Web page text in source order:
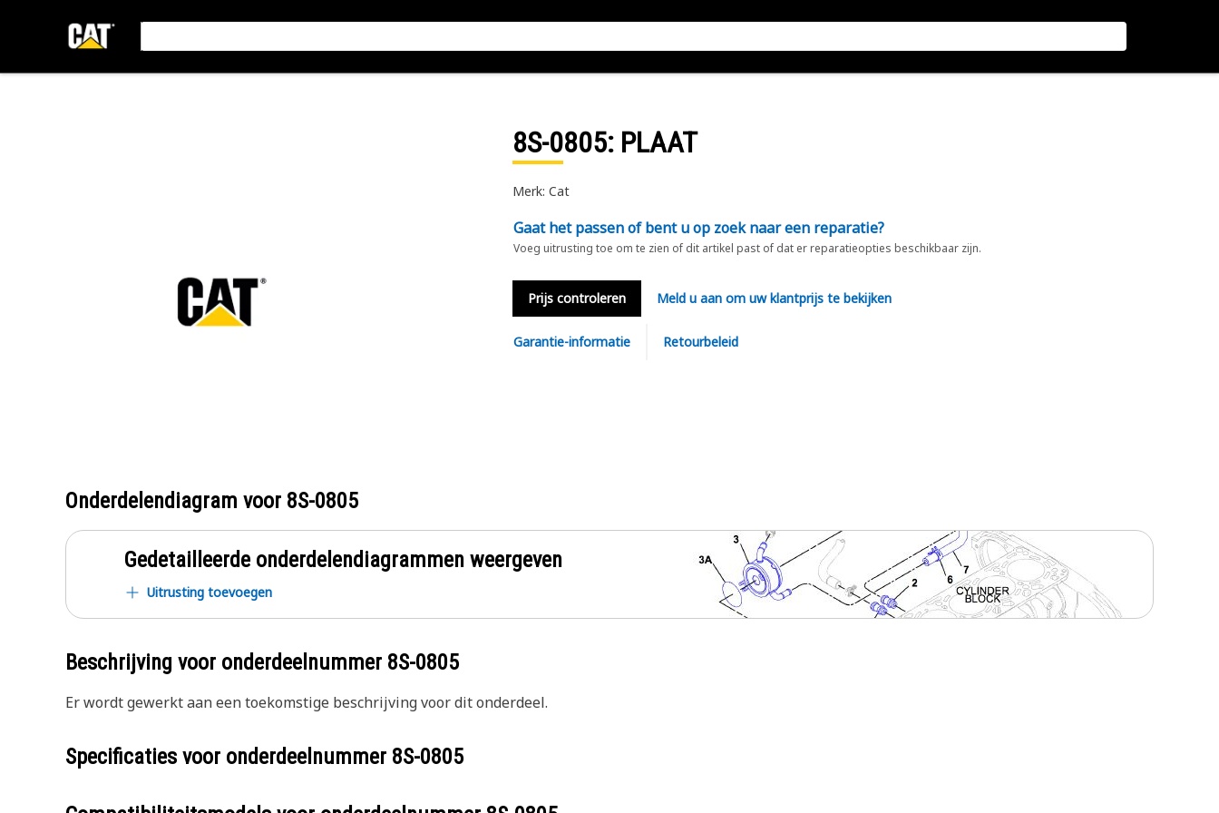
8S-0805: PLAAT
Merk: Cat
Gaat het passen of bent u op zoek naar een reparatie?
Voeg uitrusting toe om te zien of dit artikel past of dat er reparatieopties beschikbaar zijn.
Prijs controleren Meld u aan om uw klantprijs te bekijken
Garantie-informatie Retourbeleid
Onderdelendiagram voor 8S-0805
Gedetailleerde onderdelendiagrammen weergeven
Uitrusting toevoegen
Beschrijving voor onderdeelnummer 8S-0805
Er wordt gewerkt aan een toekomstige beschrijving voor dit onderdeel.
Specificaties voor onderdeelnummer 8S-0805